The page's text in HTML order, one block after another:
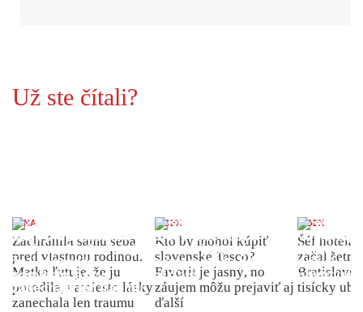
Už ste čítali?
ŽENA
Zachránila samu seba
pred vlastnou rodinou.
Matka ľutuje, že ju
porodila, namiesto lásky
zanechala len traumu
INDEX
Kto by mohol kúpiť
slovenské Tesco?
Favorit je jasný, no
záujem môžu prejaviť aj
ďalší
INDEX
Šéf
začal
Bratislave
tisícky